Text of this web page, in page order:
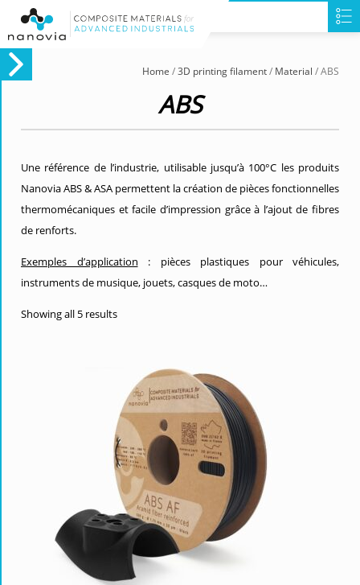
Home /3D printing filament/ Material / ABS
ABS
Une référence de l’industrie, utilisable jusqu’à 100°C les produits
Nanovia ABS & ASA permettent la création de pièces fonctionnelles
thermomécaniques et facile d’impression grâce à l’ajout de fibres
de renforts.
Exemples d’application : pièces plastiques pour véhicules,
instruments de musique, jouets, casques de moto…
Showing all 5 results